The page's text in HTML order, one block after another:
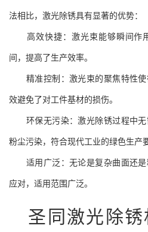
法相比，激光除锈具有显著的优势：
高效快捷：激光束能够瞬间作
间，提高了生产效率。
精准控制：激光束的聚焦特性使
效避免了对工件基材的损伤。
环保无污染：激光除锈过程中无
粉尘污染，符合现代工业的绿色生产
适用广泛：无论是复杂曲面还是
应对，适用范围广泛。
圣同激光除锈